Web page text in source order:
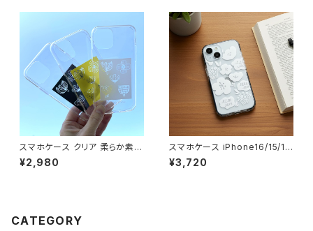
スマホケース クリア 柔らか素材
北欧 色が選べる iPhone16/1
7/15/SE3 透明 ソフトケース 大
¥2,980
スマホケース iPhone16/15/1
3/SE3 北欧 クッションバンパー
透明 クリアケース 手描き イラ
¥3,720
CATEGORY